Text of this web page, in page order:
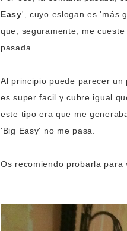
Easy', cuyo eslogan es 'más
que, seguramente, me
pasada.
Al principio puede parecer
es super facil y cubre igual
este tipo era que me
'Big Easy' no me pasa.
Os recomiendo probarla para